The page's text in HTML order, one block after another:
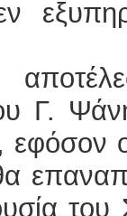
Γ.
εφόσον